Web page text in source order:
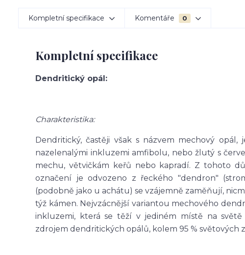
Kompletní specifikace Komentáře 0
Kompletní specifikace
Dendritický opál:
Charakteristika:
Dendritický, častěji však s názvem mechový
nazelenalými inkluzemi amfibolu, nebo žlutý s
mechu, větvičkám keřů nebo kapradí. Z tohoto
označení je odvozeno z řeckého "dendron"
(podobně jako u achátu) se vzájemně zaměňují,
týž kámen. Nejvzácnější variantou mechového
inkluzemi, která se těží v jediném místě na
zdrojem dendritických opálů, kolem 95 % světových